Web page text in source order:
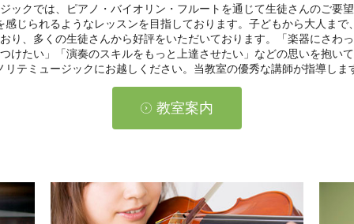
ックでは、ピアノ・バイオリン・フルートを通じて生徒さんのご要
感じられるようなレッスンを目指しております。子どもから大人まで
り、多くの生徒さんから好評をいただいております。「楽器にさわ
けたい」「演奏のスキルをもっと上達させたい」などの思いを抱い
リテミュージックにお越しください。当教室の優秀な講師が指導しま
教室案内